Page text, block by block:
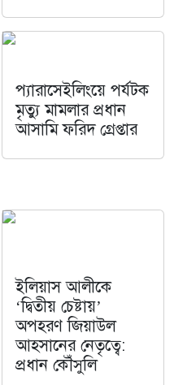
প্যারাসেইলিংয়ে পর্যটক
মৃত্যু মামলার প্রধান
আসামি ফরিদ গ্রেপ্তার
ইলিয়াস আলীকে
‘দ্বিতীয় চেষ্টায়’
অপহরণ জিয়াউল
আহসানের নেতৃত্বে:
প্রধান কৌঁসুলি